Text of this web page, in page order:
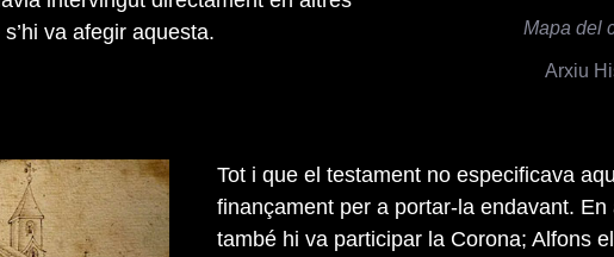
Mapa del
Arxiu
va afegir aquesta.
Tot i que el testament no especificava
finançament per a portar-la endavant.
també hi va participar la Corona; Alfons